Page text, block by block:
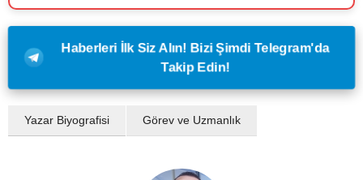
Haberleri İlk Siz Alın! Bizi Şimdi Telegram'da
Takip Edin!
Yazar Biyografisi Görev ve Uzmanlık